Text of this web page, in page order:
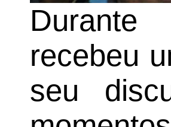
recebeu
seu